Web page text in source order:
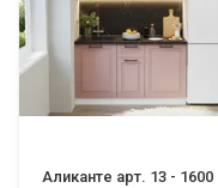
Аликанте арт. 13 - 1600